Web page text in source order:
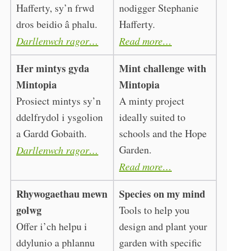
Hafferty, sy’n frwd
dros beidio â phalu.
Darllenwch ragor…
nodigger Stephanie
Hafferty.
Read more…
Her mintys gyda
Mintopia
Prosiect mintys sy’n
ddelfrydol i ysgolion
a Gardd Gobaith.
Darllenwch ragor…
Mint challenge with
Mintopia
A minty project
ideally suited to
schools and the Hope
Garden.
Read more…
Rhywogaethau mewn
golwg
Offer i’ch helpu i
ddylunio a phlannu
Species on my mind
Tools to help you
design and plant your
garden with specific